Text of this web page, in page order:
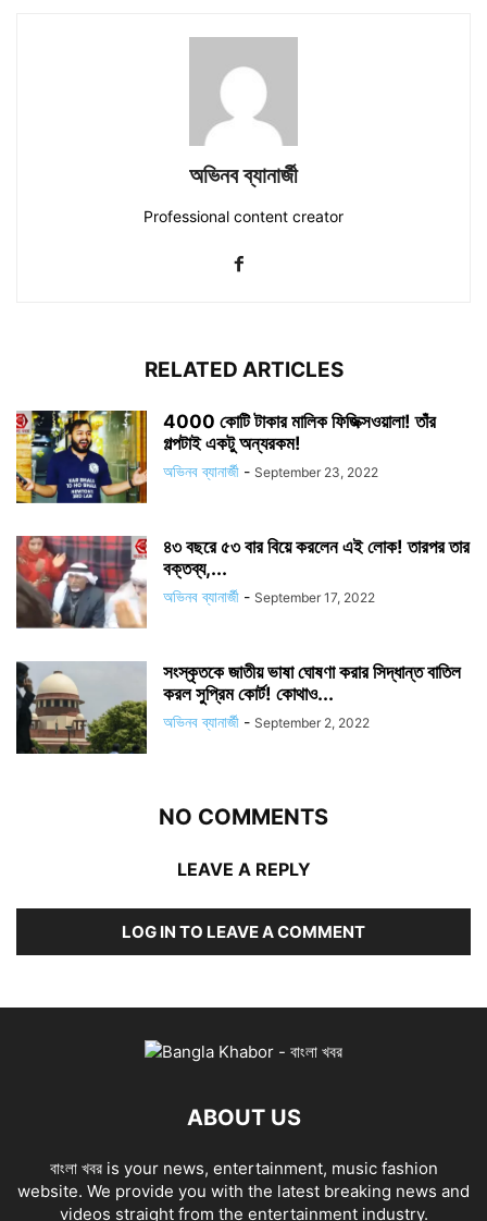
অভিনব ব্যানার্জী
Professional content creator
RELATED ARTICLES
4000 কোটি টাকার মালিক ফিজিক্সওয়ালা! তাঁর
গল্পটাই একটু অন্যরকম!
অভিনব ব্যানার্জী - September 23, 2022
৪৩ বছরে ৫৩ বার বিয়ে করলেন এই লোক! তারপর তার
বক্তব্য,...
অভিনব ব্যানার্জী - September 17, 2022
সংস্কৃতকে জাতীয় ভাষা ঘোষণা করার সিদ্ধান্ত বাতিল
করল সুপ্রিম কোর্ট! কোথাও...
অভিনব ব্যানার্জী - September 2, 2022
NO COMMENTS
LEAVE A REPLY
LOG IN TO LEAVE A COMMENT
ABOUT US
বাংলা খবর is your news, entertainment, music fashion
website. We provide you with the latest breaking news and
videos straight from the entertainment industry.